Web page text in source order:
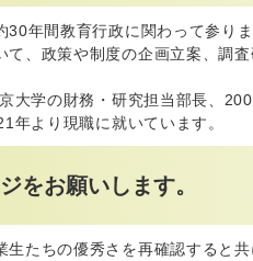
年間教育行政に関わって参りま
、政策や制度の企画立案、調
大学の財務・研究担当部長、
年より現職に就いています。
をお願いします。
たちの優秀さを再確認すると